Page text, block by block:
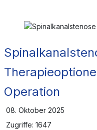
Operation
08. Oktober 2025
Zugriffe: 1647